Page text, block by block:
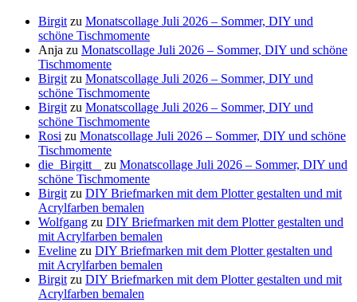
Birgit zu Monatscollage Juli 2026 – Sommer, DIY und
schöne Tischmomente
Anja zu Monatscollage Juli 2026 – Sommer, DIY und schöne
Tischmomente
Birgit zu Monatscollage Juli 2026 – Sommer, DIY und
schöne Tischmomente
Birgit zu Monatscollage Juli 2026 – Sommer, DIY und
schöne Tischmomente
Rosi zu Monatscollage Juli 2026 – Sommer, DIY und schöne
Tischmomente
die_Birgitt _
zu Monatscollage Juli 2026 – Sommer, DIY und
schöne Tischmomente
Birgit zu DIY Briefmarken mit dem Plotter gestalten und mit
Acrylfarben bemalen
Wolfgang zu DIY Briefmarken mit dem Plotter gestalten und
mit Acrylfarben bemalen
Eveline zu DIY Briefmarken mit dem Plotter gestalten und
mit Acrylfarben bemalen
Birgit zu DIY Briefmarken mit dem Plotter gestalten und mit
Acrylfarben bemalen